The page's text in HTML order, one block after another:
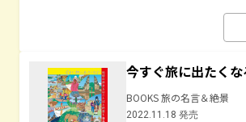
今すぐ旅に出たく
BOOKS 旅の名言＆絶景
2022.11.18 発売